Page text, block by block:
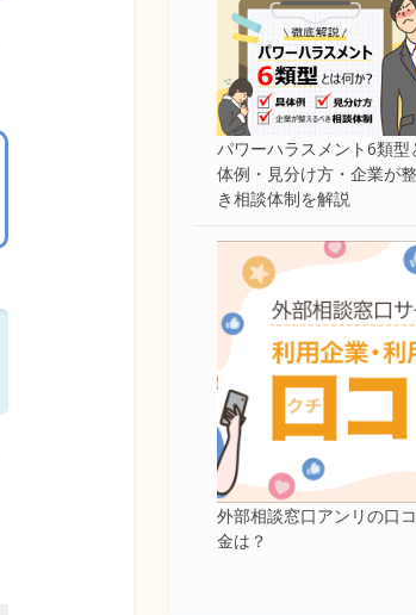
パワーハラスメント6類型
体例・見分け方・企業が
き相談体制を解説
外部相談窓口アンリの口
金は？